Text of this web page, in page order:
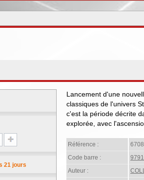
21 jours
Lancement d'une
classiques de l'univers
c'est la période décrite
explorée, avec
Référence :
Code barre :
Auteur :